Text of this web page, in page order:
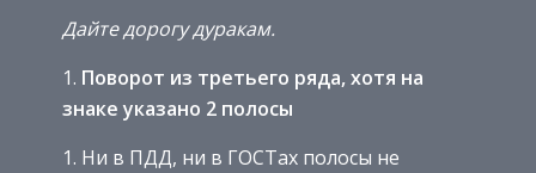
Дайте дорогу дуракам.
Поворот из третьего ряда, хотя на
знаке указано 2 полосы
Ни в ПДД, ни в ГОСТах полосы не